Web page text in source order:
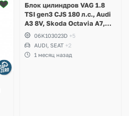
Блок цилиндров VAG 1.8
TSI gen3 CJS 180 л.с., Audi
A3 8V, Skoda Octavia A7,
Superb, Volkswagen Passat
B8, Golf VII Alltrack, Seat
Leon
06K103023D +5
AUDI, SEAT +2
1 месяц назад